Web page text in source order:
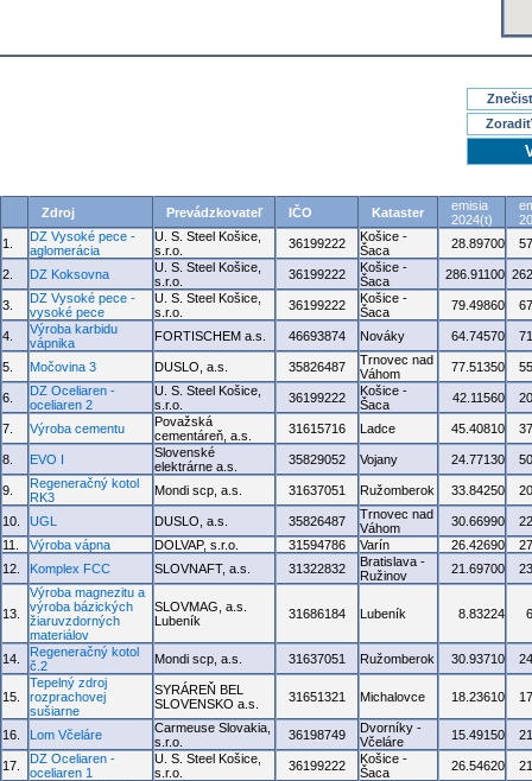
Zdroj Prevádzkovateľ IČO Kataster
emisia
2024(t)
1.
DZ Vysoké pece -
aglomerácia
U. S. Steel Košice,
s.r.o.
36199222
Košice -
Šaca
28.89700
2. DZ Koksovna
U. S. Steel Košice,
s.r.o.
36199222
Košice -
Šaca
286.91100
3.
DZ Vysoké pece -
vysoké pece
U. S. Steel Košice,
s.r.o.
36199222
Košice -
Šaca
79.49860
4.
Výroba karbidu
vápnika
FORTISCHEM a.s. 46693874 Nováky 64.74570
5. Močovina 3 DUSLO, a.s. 35826487
Trnovec nad
Váhom
77.51350
6.
DZ Oceliaren -
oceliaren 2
U. S. Steel Košice,
s.r.o.
36199222
Košice -
Šaca
42.11560
7. Výroba cementu
Považská
cementáreň, a.s.
31615716 Ladce 45.40810
8. EVO I
Slovenské
elektrárne a.s.
35829052 Vojany 24.77130
9.
Regeneračný kotol
RK3
Mondi scp, a.s. 31637051 Ružomberok 33.84250
10. UGL DUSLO, a.s. 35826487
Trnovec nad
Váhom
30.66990
11.
Výroba vápna DOLVAP, s.r.o. 31594786 Varín 26.42690
12.
Komplex FCC SLOVNAFT, a.s. 31322832
Bratislava -
Ružinov
21.69700
13.
Výroba magnezitu a
výroba bázických
žiaruvzdorných
materiálov
SLOVMAG, a.s.
Lubeník
31686184 Lubeník 8.83224
14.
Regeneračný kotol
č.2
Mondi scp, a.s. 31637051 Ružomberok 30.93710
15.
Tepelný zdroj
rozprachovej
sušiarne
SYRÁREŇ BEL
SLOVENSKO a.s.
31651321 Michalovce 18.23610
16. Lom Včeláre
Carmeuse Slovakia,
s.r.o.
36198749
Dvorníky -
Včeláre
15.49150
17.
DZ Oceliaren -
oceliaren 1
U. S. Steel Košice,
s.r.o.
36199222
Košice -
Šaca
26.54620